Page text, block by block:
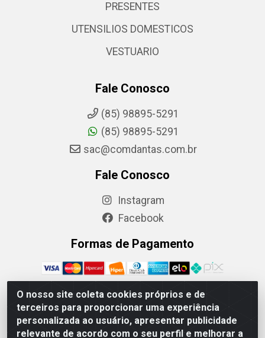
O nosso site coleta cookies próprios e de
terceiros para proporcionar uma experiência
personalizada ao usuário, apresentar publicidade
relevante de acordo com o seu perfil e melhorar a
PRESENTES
UTENSILIOS DOMESTICOS
VESTUARIO
Fale Conosco
(85) 98895-5291
(85) 98895-5291
sac@comdantas.com.br
Fale Conosco
Instagram
Facebook
Formas de Pagamento
Rafael & Dantas LTDA - Rua Floriano Peixoto, 137- Centro,
CEP: 60025-130 | CNPJ: 02.884.314/0001-20